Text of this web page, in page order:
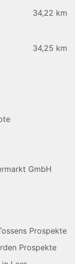
34,22 km
34,25 km
GmbH
Prospekte
Prospekte